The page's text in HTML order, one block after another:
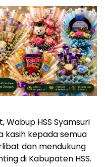
HSS Syamsuri
kasih kepada semua
dan mendukung
di Kabupaten HSS.